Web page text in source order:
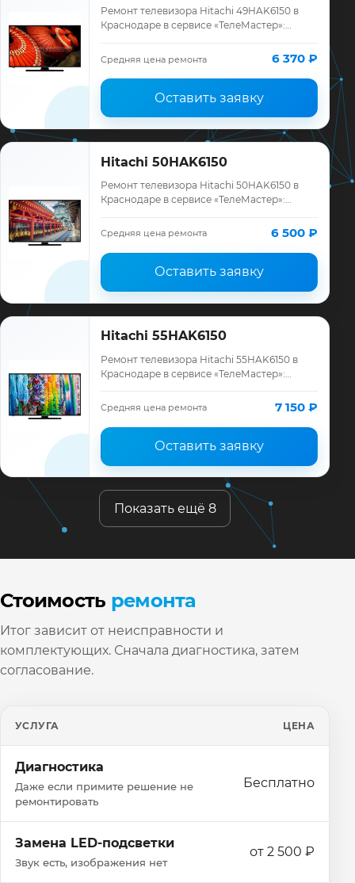
Ремонт телевизора Hitachi 49HAK6150 в
Краснодаре в сервисе «ТелеМастер»:
ремонта, запчасти и гарантия до 12
месяцев.
Средняя цена ремонта 6 370 ₽
Оставить заявку
Hitachi 50HAK6150
Ремонт телевизора Hitachi 50HAK6150 в
Краснодаре в сервисе «ТелеМастер»:
ремонта, запчасти и гарантия до 12
Средняя цена ремонта 6 500 ₽
Оставить заявку
Hitachi 55HAK6150
Ремонт телевизора Hitachi 55HAK6150 в
Краснодаре в сервисе «ТелеМастер»:
ремонта, запчасти и гарантия до 12
месяцев.
Средняя цена ремонта 7 150 ₽
Оставить заявку
Показать ещё 8
Стоимость ремонта
Итог зависит от неисправности и
комплектующих. Сначала диагностика, затем
согласование.
УСЛУГА ЦЕНА
Диагностика
Даже если примите решение не
ремонтировать
Бесплатно
Замена LED-подсветки
Звук есть, изображения нет
от 2 500 ₽